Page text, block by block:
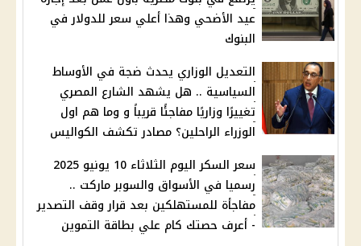
عيد الأضحي وهذا أعلي سعر للدولار في
البنوك
التعديل الوزاري يحدث ضجة في الأوساط
السياسية .. هل يشهد الشارع المصري
تغييرًا وزاريًا مفاجئًا قريباً و وما هم اول
الوزراء الراحلين؟ مصادر تكشف الكواليس
سعر السكر اليوم الثلاثاء 10 يونيو 2025
رسميا في الأسواق والسوبر ماركت ..
مفاجأة للمستهلكين بعد قرار وقف التصدير
- أعرف حصتك كام علي بطاقة التموين